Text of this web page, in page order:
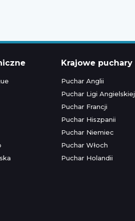
Krajowe puchary
Puchar Anglii
Puchar Ligi Angielskiej
Puchar Francji
Puchar Hiszpanii
Puchar Niemiec
Puchar Włoch
Puchar Holandii